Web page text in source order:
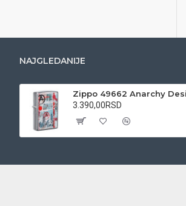
NAJGLEDANIJE
3.390,00RSD